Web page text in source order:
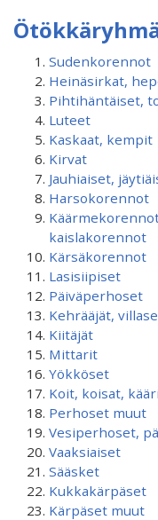
Sudenkorennot
Heinäsirkat,
Pihtihäntäiset,
Luteet
Kaskaat, kempit
Kirvat
Jauhiaiset,
Harsokorennot
kaislakorennot
Kärsäkorennot
Lasisiipiset
Päiväperhoset
Kehrääjät,
Kiitäjät
Mittarit
Yökköset
Koit, koisat,
Perhoset muut
Vesiperhoset,
Vaaksiaiset
Sääsket
Kukkakärpäset
Kärpäset muut